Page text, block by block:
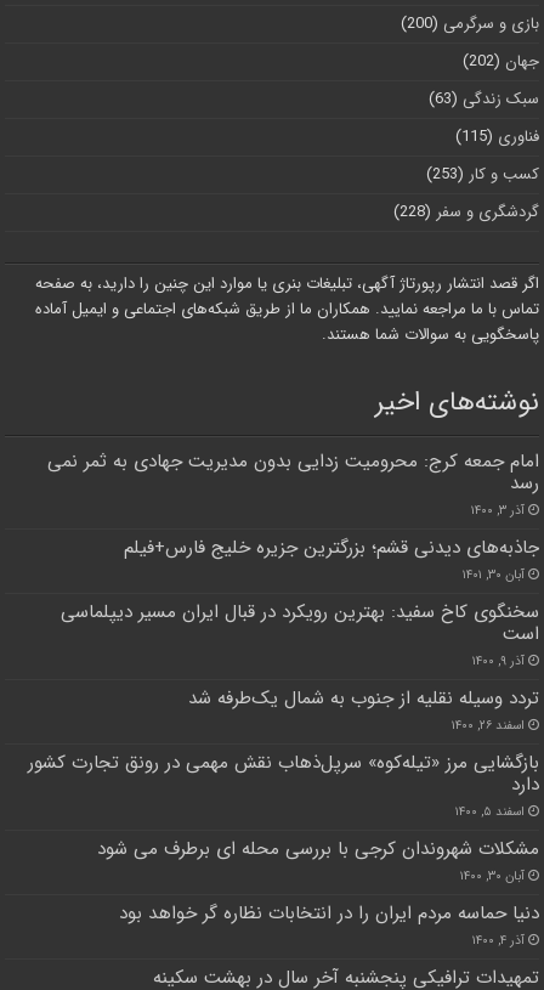
بازی و سرگرمی (200)
جهان (202)
سبک زندگی (63)
فناوری (115)
کسب و کار (253)
گردشگری و سفر (228)
اگر قصد انتشار رپورتاژ آگهی، تبلیغات بنری یا موارد این چنین را دارید، به صفحه
تماس با ما مراجعه نمایید. همکاران ما از طریق شبکه‌های اجتماعی و ایمیل آماده
پاسخگویی به سوالات شما هستند.
نوشته‌های اخیر
امام جمعه کرج: محرومیت زدایی بدون مدیریت جهادی به ثمر نمی
رسد
آذر ۳, ۱۴۰۰
جاذبه‌های دیدنی قشم؛ بزرگترین جزیره خلیج فارس+فیلم
آبان ۳۰, ۱۴۰۱
سخنگوی کاخ سفید: بهترین رویکرد در قبال ایران مسیر دیپلماسی
است
آذر ۹, ۱۴۰۰
تردد وسیله نقلیه از جنوب به شمال یک‌طرفه شد
اسفند ۲۶, ۱۴۰۰
بازگشایی مرز «تیله‌کوه» سرپل‌ذهاب نقش مهمی در رونق تجارت کشور
دارد
اسفند ۵, ۱۴۰۰
مشکلات شهروندان کرجی با بررسی محله ای برطرف می شود
آبان ۳۰, ۱۴۰۰
دنیا حماسه مردم ایران را در انتخابات نظاره گر خواهد بود
آذر ۴, ۱۴۰۰
تمهیدات ترافیکی پنجشنبه آخر سال در بهشت سکینه